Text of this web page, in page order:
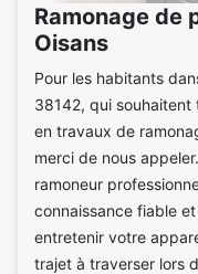
Ramonage de
Oisans
Pour les habitants
38142, qui
en travaux de
merci de nous
ramoneur
connaissance fiable
entretenir votre
trajet à traverser lors